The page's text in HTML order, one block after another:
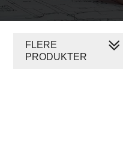
FLERE
PRODUKTER